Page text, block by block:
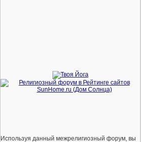
Используя данный межрелигиозный форум, вы